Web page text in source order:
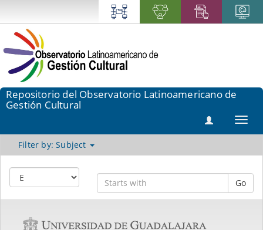
Repositorio del Observatorio Latinoamericano de
Gestión Cultural
Filter by: Subject
Go